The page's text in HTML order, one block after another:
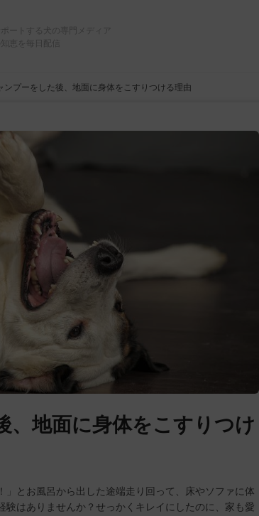
ートする犬の専門メディア
恵を毎日配信
ンプーをした後、地面に身体をこすりつける理由
、地面に身体をこすりつけ
とお風呂から出した途端走り回って、床やソファに体
はありませんか？せっかくキレイにしたのに、家も愛